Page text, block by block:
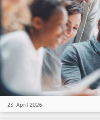
23. April 2026